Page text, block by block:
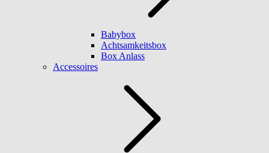
Babybox
Achtsamkeitsbox
Box Anlass
Accessoires